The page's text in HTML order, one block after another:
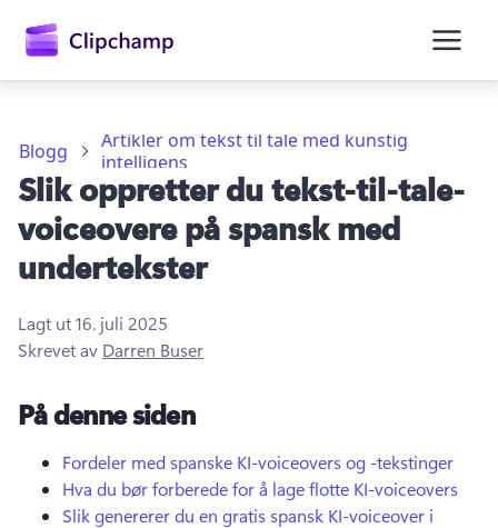
Logg på
Blogg
Artikler om tekst til tale med kunstig
intelligens
Slik oppretter du tekst-til-tale-
voiceovere på spansk med
undertekster
Lagt ut16. juli 2025
Skrevet av Darren Buser
På denne siden
Fordeler med spanske KI-voiceovers og -tekstinger
Hva du bør forberede for å lage flotte KI-voiceovers
Slik genererer du en gratis spansk KI-voiceover i